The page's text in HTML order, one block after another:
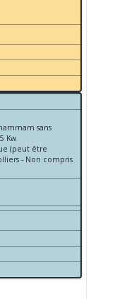
sans
Kw
(peut être
- Non compris